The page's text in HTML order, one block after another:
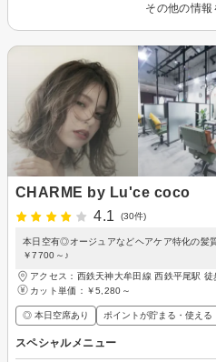
その他の情報
CHARME by Lu'ce coco
4.1
(30件)
本日空有◎オージュアなどヘアケア特化の髪
￥7700～♪
アクセス：西鉄天神大牟田線 西鉄平尾駅 徒
カット単価： ￥5,280～
◎ 本日空席あり ポイントが貯まる・使える
スペシャルメニュー